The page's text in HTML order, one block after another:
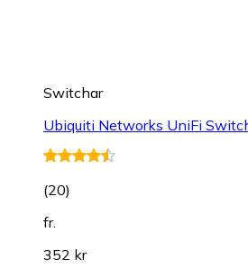
Switchar
Ubiquiti Networks UniFi
(20)
fr.
352 kr